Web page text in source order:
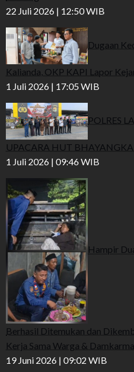
22 Juli 2026 | 12:50 WIB
Dugaan
Kalianda, OKP KAPI Lapor
1 Juli 2026 | 17:05 WIB
POLRES
UPACARA HUT
1 Juli 2026 | 09:46 WIB
Hampir
Berhasil Ditemukan dan
Kerja Sama Warga &
19 Juni 2026 | 09:02 WIB